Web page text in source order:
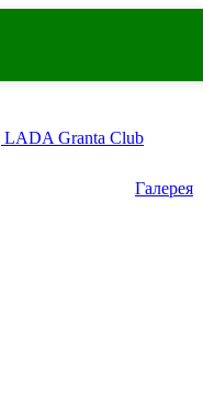
Granta Club
Галерея